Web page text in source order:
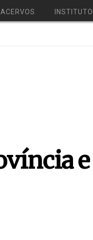
ACERVOS INSTITUTO